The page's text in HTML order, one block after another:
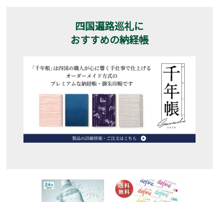
四国遍路巡礼に
おすすめの納経帳